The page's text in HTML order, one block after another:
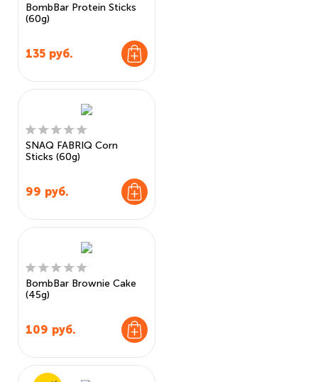
BombBar Protein Sticks
(60g)
135 руб.
SNAQ FABRIQ Corn
Sticks (60g)
99 руб.
BombBar Brownie Cake
(45g)
109 руб.